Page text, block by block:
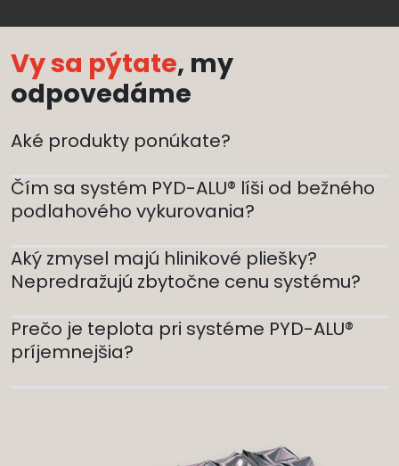
Vy sa pýtate, my
odpovedáme
Aké produkty ponúkate?
Čím sa systém PYD-ALU® líši od bežného
podlahového vykurovania?
Aký zmysel majú hlinikové pliešky?
Nepredražujú zbytočne cenu systému?
Prečo je teplota pri systéme PYD-ALU®
príjemnejšia?